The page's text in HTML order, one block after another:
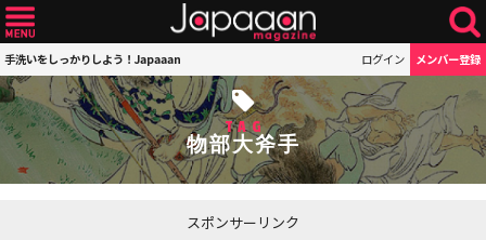
手洗いをしっかりしよう！Japaaan ログイン メンバー登録
TAG
物部大斧手
スポンサーリンク